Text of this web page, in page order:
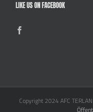
LIKE US ON FACEBOOK
Copyright 2024 AFC